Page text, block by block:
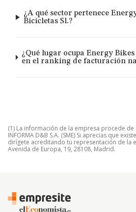
¿A qué sector pertenece
Bicicletas Sl.?
¿Qué lugar ocupa Energy
en el ranking de facturación
(1) La información de la empresa procede
INFORMA D&B S.A. (SME) Si aprecias que
dirígete acreditando tu representación de la
Avenida de Europa, 19, 28108, Madrid.